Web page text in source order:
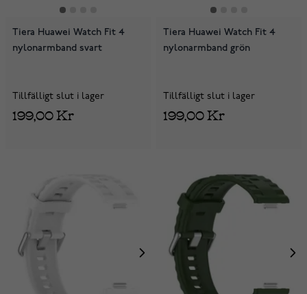
Tiera Huawei Watch Fit 4
nylonarmband svart
Tillfälligt slut i lager
199,00 Kr
Tiera Huawei Watch Fit 4
nylonarmband grön
Tillfälligt slut i lager
199,00 Kr